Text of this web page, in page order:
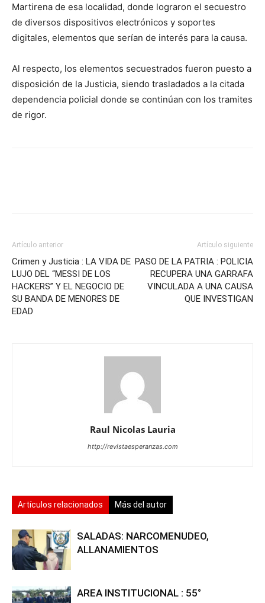
Martirena de esa localidad, donde lograron el secuestro
de diversos dispositivos electrónicos y soportes
digitales, elementos que serían de interés para la causa.
Al respecto, los elementos secuestrados fueron puesto a
disposición de la Justicia, siendo trasladados a la citada
dependencia policial donde se continúan con los tramites
de rigor.
Artículo anterior
Crimen y Justicia : LA VIDA DE
LUJO DEL “MESSI DE LOS
HACKERS” Y EL NEGOCIO DE
SU BANDA DE MENORES DE
EDAD
Artículo siguiente
PASO DE LA PATRIA : POLICIA
RECUPERA UNA GARRAFA
VINCULADA A UNA CAUSA
QUE INVESTIGAN
Raul Nicolas Lauria
http://revistaesperanzas.com
Artículos relacionados Más del autor
SALADAS: NARCOMENUDEO,
ALLANAMIENTOS
AREA INSTITUCIONAL : 55°